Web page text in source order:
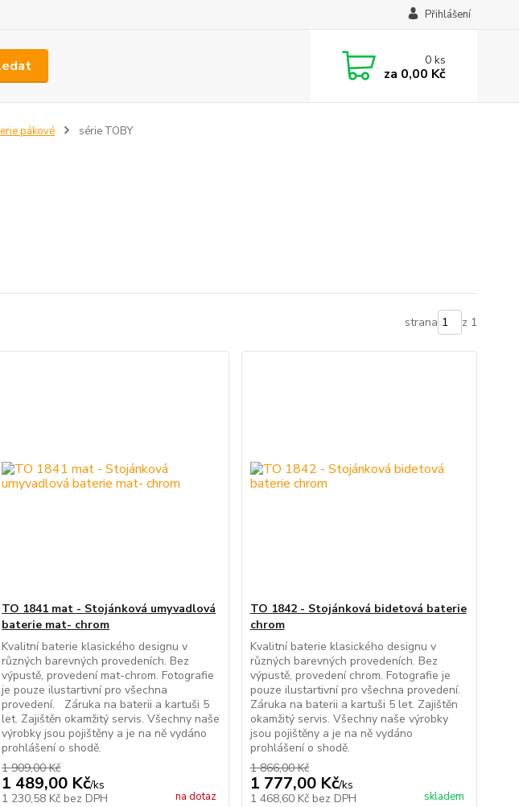
Přihlášení
0ks
za 0,00 Kč
pákové série TOBY
strana z 1
TO 1841 mat - Stojánková umyvadlová
baterie mat- chrom
Kvalitní baterie klasického designu v
různých barevných provedeních. Bez
výpustě, provedení mat-chrom. Fotografie
je pouze ilustartivní pro všechna
provedení. Záruka na baterii a kartuši 5
let. Zajištěn okamžitý servis. Všechny naše
výrobky jsou pojištěny a je na ně vydáno
prohlášení o shodě.
1 909,00 Kč
1 489,00 Kč/ks
1 230,58 Kč bez DPH na dotaz
TO 1842 - Stojánková bidetová baterie
chrom
Kvalitní baterie klasického designu v
různých barevných provedeních. Bez
výpustě, provedení chrom. Fotografie je
pouze ilustartivní pro všechna provedení.
Záruka na baterii a kartuši 5 let. Zajištěn
okamžitý servis. Všechny naše výrobky
jsou pojištěny a je na ně vydáno
prohlášení o shodě.
1 866,00 Kč
1 777,00 Kč/ks
1 468,60 Kč bez DPH skladem